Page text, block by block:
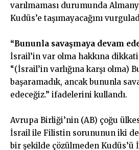
varılmaması durumunda
Kudüs’e taşımayacağını
“Bununla savaşmaya devam
İsrail’in var olma hakkına
“(İsrail’in varlığına karşı olma)
başaramadık, ancak bununla
edeceğiz.” ifadelerini kullandı.
Avrupa Birliği’nin (AB) çoğu
İsrail ile Filistin sorununun iki
bir şekilde çözülmeden Kudüs’ü